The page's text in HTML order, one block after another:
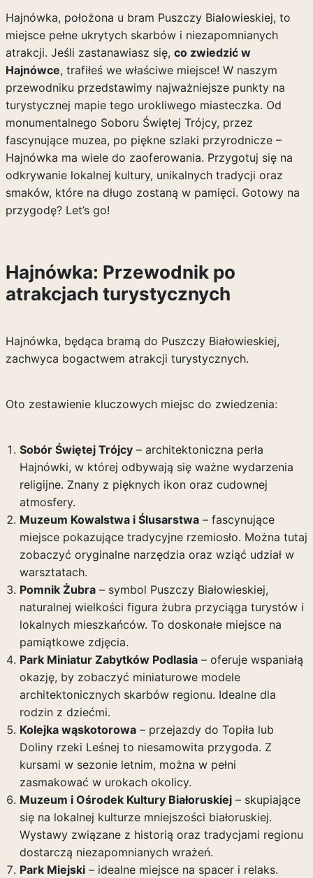
Hajnówka, położona u bram Puszczy Białowieskiej, to
miejsce pełne ukrytych skarbów i niezapomnianych
atrakcji. Jeśli zastanawiasz się, co zwiedzić w
Hajnówce, trafiłeś we właściwe miejsce! W naszym
przewodniku przedstawimy najważniejsze punkty na
turystycznej mapie tego urokliwego miasteczka. Od
monumentalnego Soboru Świętej Trójcy, przez
fascynujące muzea, po piękne szlaki przyrodnicze –
Hajnówka ma wiele do zaoferowania. Przygotuj się na
odkrywanie lokalnej kultury, unikalnych tradycji oraz
smaków, które na długo zostaną w pamięci. Gotowy na
przygodę? Let’s go!
Hajnówka: Przewodnik po
atrakcjach turystycznych
Hajnówka, będąca bramą do Puszczy Białowieskiej,
zachwyca bogactwem atrakcji turystycznych.
Oto zestawienie kluczowych miejsc do zwiedzenia:
Sobór Świętej Trójcy– architektoniczna perła
Hajnówki, w której odbywają się ważne wydarzenia
religijne. Znany z pięknych ikon oraz cudownej
atmosfery.
Muzeum Kowalstwa i Ślusarstwa– fascynujące
miejsce pokazujące tradycyjne rzemiosło. Można tutaj
zobaczyć oryginalne narzędzia oraz wziąć udział w
warsztatach.
Pomnik Żubra– symbol Puszczy Białowieskiej,
naturalnej wielkości figura żubra przyciąga turystów i
lokalnych mieszkańców. To doskonałe miejsce na
pamiątkowe zdjęcia.
Park Miniatur Zabytków Podlasia– oferuje wspaniałą
okazję, by zobaczyć miniaturowe modele
architektonicznych skarbów regionu. Idealne dla
rodzin z dziećmi.
Kolejka wąskotorowa– przejazdy do Topiła lub
Doliny rzeki Leśnej to niesamowita przygoda. Z
kursami w sezonie letnim, można w pełni
zasmakować w urokach okolicy.
Muzeum i Ośrodek Kultury Białoruskiej– skupiające
się na lokalnej kulturze mniejszości białoruskiej.
Wystawy związane z historią oraz tradycjami regionu
dostarczą niezapomnianych wrażeń.
Park Miejski– idealne miejsce na spacer i relaks.